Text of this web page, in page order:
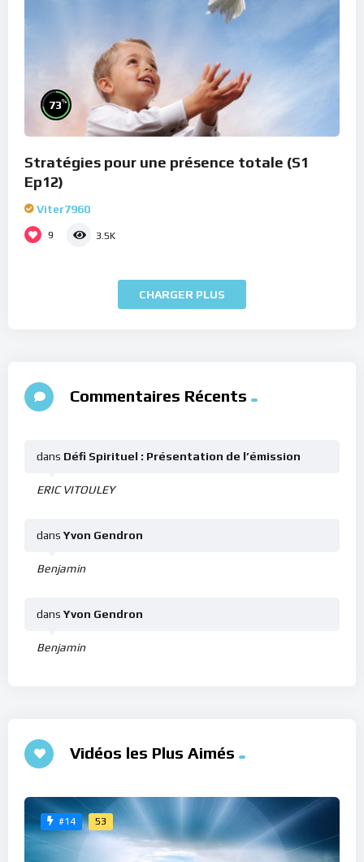
73%
Stratégies pour une présence totale (S1
Ep12)
Viter7960
9 3.5K
CHARGER PLUS
Commentaires Récents
ERIC VITOULEY
dans Défi Spirituel : Présentation de l’émission
Benjamin
dans Yvon Gendron
Benjamin
dans Yvon Gendron
Vidéos les Plus Aimés
#14 53